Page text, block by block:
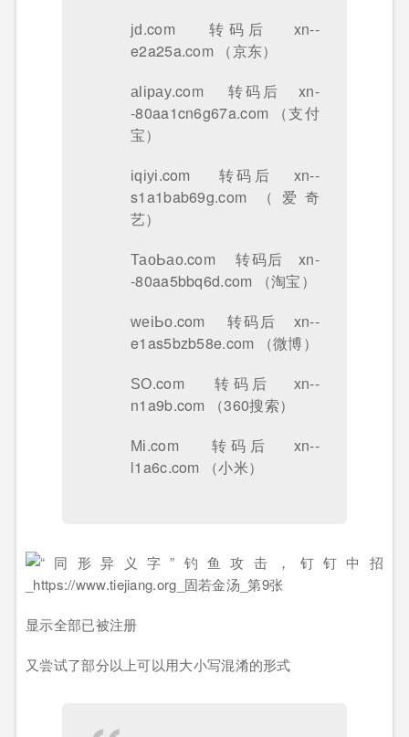
јԁ.com 转码后 xn--
e2a25a.com （京东）
аӏірау.com 转码后 xn-
-80aa1cn6g67a.com （支付
宝）
іԛіуі.com 转码后 xn--
s1a1bab69g.com （爱奇
艺）
ТаоЬао.com 转码后 xn-
-80aa5bbq6d.com （淘宝）
ԝеіЬо.com 转码后 xn--
e1as5bzb58e.com （微博）
ЅО.com 转码后 xn--
n1a9b.com （360搜索）
Мі.com 转码后 xn--
l1a6c.com （小米）
显示全部已被注册
又尝试了部分以上可以用大小写混淆的形式